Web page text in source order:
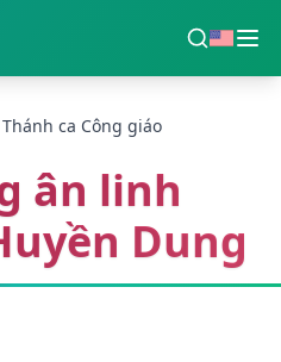
Thánh ca Công giáo
ân linh
Dung